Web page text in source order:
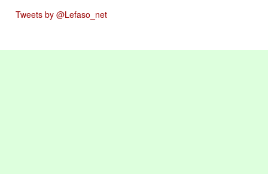
Tweets by @Lefaso_net